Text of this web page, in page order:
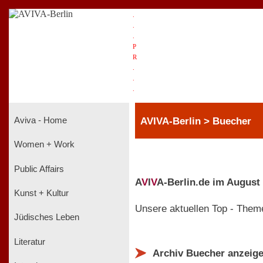
P
R
Aviva - Home
Women + Work
Public Affairs
Kunst + Kultur
Jüdisches Leben
Literatur
AVIVA-Berlin > Buecher
AVIVA-Berlin.de im August
Unsere aktuellen Top -
Archiv Buecher